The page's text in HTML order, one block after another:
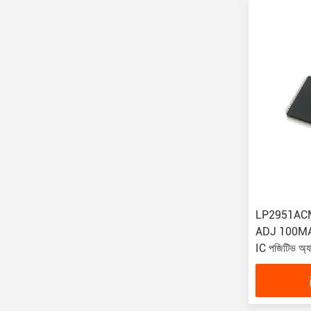
ADJ 100MA
IC পজিটিভ